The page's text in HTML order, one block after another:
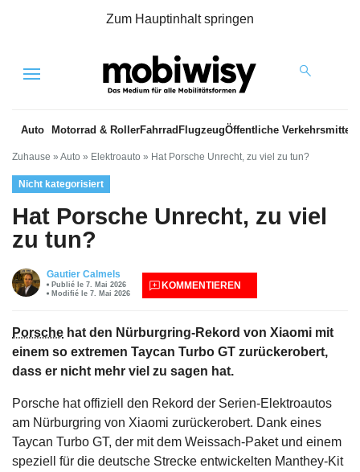
Zum Hauptinhalt springen
Menu
Auto Motorrad & RollerFahrrad FlugzeugÖffentliche Verkehrsmittel
Zuhause » Auto » Elektroauto » Hat Porsche Unrecht, zu viel zu tun?
Nicht kategorisiert
Hat Porsche Unrecht, zu viel
zu tun?
Gautier Calmels
Publié le 7. Mai 2026
Modifié le 7. Mai 2026
KOMMENTIEREN
Porsche hat den Nürburgring-Rekord von Xiaomi mit
einem so extremen Taycan Turbo GT zurückerobert,
dass er nicht mehr viel zu sagen hat.
Porsche hat offiziell den Rekord der Serien-Elektroautos
am Nürburgring von Xiaomi zurückerobert. Dank eines
Taycan Turbo GT, der mit dem Weissach-Paket und einem
speziell für die deutsche Strecke entwickelten Manthey-Kit